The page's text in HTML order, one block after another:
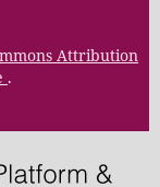
Attribution
.